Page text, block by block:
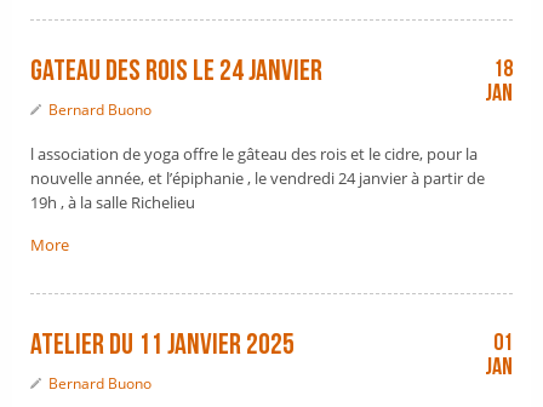
gateau des rois le 24 janvier
Bernard Buono
18
Jan
l association de yoga offre le gâteau des rois et le cidre, pour la
nouvelle année, et l’épiphanie , le vendredi 24 janvier à partir de
19h , à la salle Richelieu
More
Atelier du 11 janvier 2025
Bernard Buono
01
Jan